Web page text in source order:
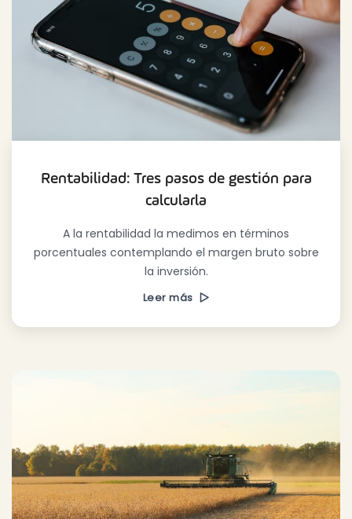
Rentabilidad: Tres pasos de gestión para
calcularla
A la rentabilidad la medimos en términos
porcentuales contemplando el margen bruto sobre
la inversión.
Leer más